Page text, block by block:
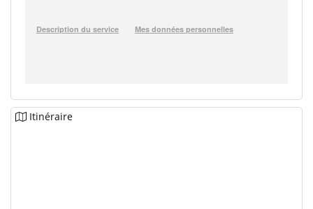
Itinéraire